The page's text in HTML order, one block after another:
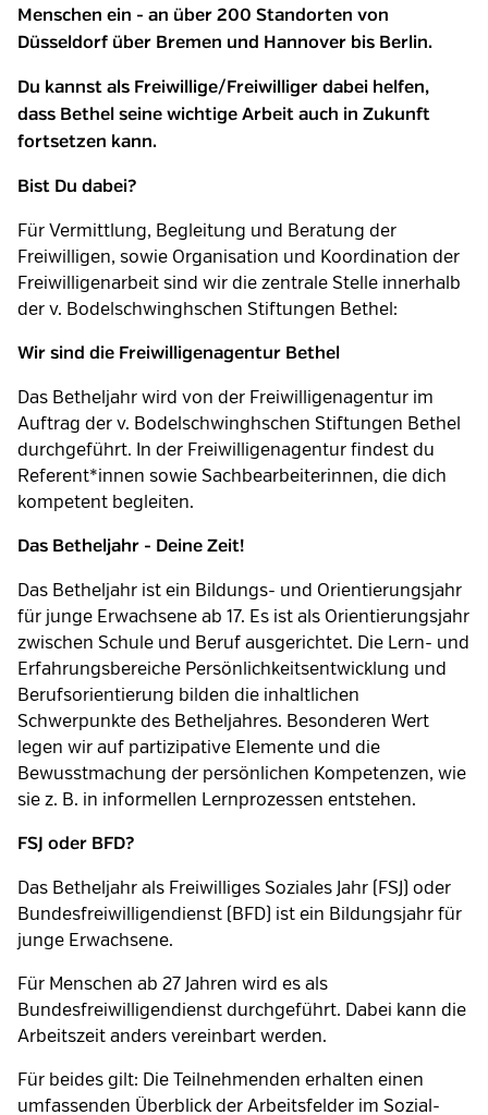
Menschen ein - an über 200 Standorten von
Düsseldorf über Bremen und Hannover bis Berlin.
Du kannst als Freiwillige/Freiwilliger dabei helfen,
dass Bethel seine wichtige Arbeit auch in Zukunft
fortsetzen kann.
Bist Du dabei?
Für Vermittlung, Begleitung und Beratung der
Freiwilligen, sowie Organisation und Koordination der
Freiwilligenarbeit sind wir die zentrale Stelle innerhalb
der v. Bodelschwinghschen Stiftungen Bethel:
Wir sind die Freiwilligenagentur Bethel
Das Betheljahr wird von der Freiwilligenagentur im
Auftrag der v. Bodelschwinghschen Stiftungen Bethel
durchgeführt. In der Freiwilligenagentur findest du
Referent*innen sowie Sachbearbeiterinnen, die dich
kompetent begleiten.
Das Betheljahr - Deine Zeit!
Das Betheljahr ist ein Bildungs- und Orientierungsjahr
für junge Erwachsene ab 17. Es ist als Orientierungsjahr
zwischen Schule und Beruf ausgerichtet. Die Lern- und
Erfahrungsbereiche Persönlichkeitsentwicklung und
Berufsorientierung bilden die inhaltlichen
Schwerpunkte des Betheljahres. Besonderen Wert
legen wir auf partizipative Elemente und die
Bewusstmachung der persönlichen Kompetenzen, wie
sie z. B. in informellen Lernprozessen entstehen.
FSJ oder BFD?
Das Betheljahr als Freiwilliges Soziales Jahr (FSJ) oder
Bundesfreiwilligendienst (BFD) ist ein Bildungsjahr für
junge Erwachsene.
Für Menschen ab 27 Jahren wird es als
Bundesfreiwilligendienst durchgeführt. Dabei kann die
Arbeitszeit anders vereinbart werden.
Für beides gilt: Die Teilnehmenden erhalten einen
umfassenden Überblick der Arbeitsfelder im Sozial-